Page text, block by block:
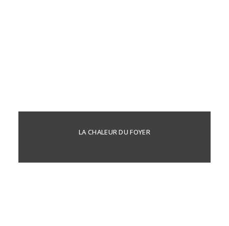
LA CHALEUR DU FOYER